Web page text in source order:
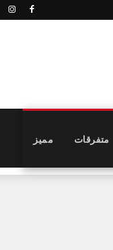
متفرقات مميز